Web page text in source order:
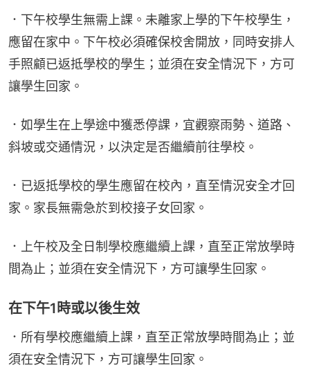
．下午校學生無需上課。未離家上學的下午校學生，
應留在家中。下午校必須確保校舍開放，同時安排人
手照顧已返抵學校的學生；並須在安全情況下，方可
讓學生回家。
．如學生在上學途中獲悉停課，宜觀察雨勢、道路、
斜坡或交通情況，以決定是否繼續前往學校。
．已返抵學校的學生應留在校內，直至情況安全才回
家。家長無需急於到校接子女回家。
．上午校及全日制學校應繼續上課，直至正常放學時
間為止；並須在安全情況下，方可讓學生回家。
在下午1時或以後生效
．所有學校應繼續上課，直至正常放學時間為止；並
須在安全情況下，方可讓學生回家。